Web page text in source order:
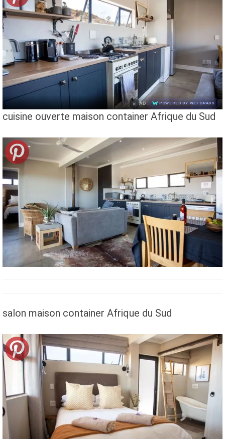
× AD POWERED BY WEFORADS
cuisine ouverte maison container Afrique du Sud
salon maison container Afrique du Sud